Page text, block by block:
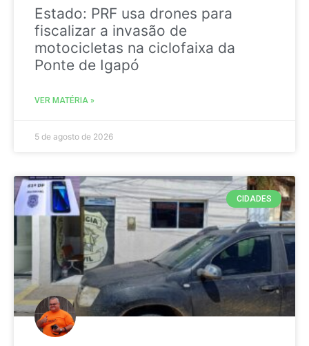
Estado: PRF usa drones para
fiscalizar a invasão de
motocicletas na ciclofaixa da
Ponte de Igapó
VER MATÉRIA »
5 de agosto de 2026
CIDADES